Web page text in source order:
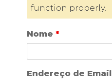
function properly.
Nome *
Endereço de Email